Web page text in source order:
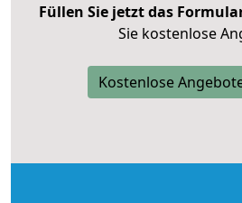
Füllen Sie jetzt das
Sie kostenlose
Kostenlose